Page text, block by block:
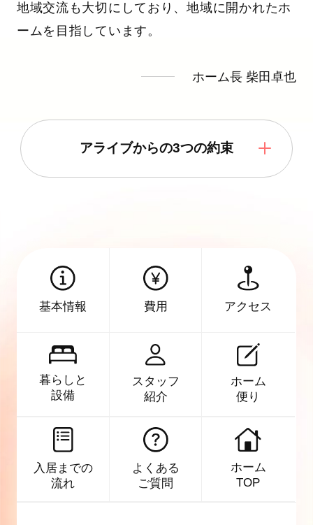
地域交流も大切にしており、地域に開かれたホ
ームを目指しています。
ホーム長 柴田卓也
アライブからの3つの約束
基本情報 費用 アクセス
暮らしと
設備
スタッフ
紹介
ホーム
便り
入居までの
流れ
よくある
ご質問
ホーム
TOP